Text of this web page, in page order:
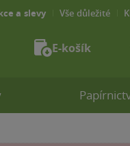
a slevy Vše důležité
E-košík